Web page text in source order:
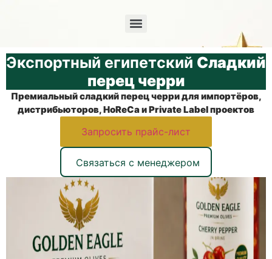
Экспортный египетский Сладкий
перец черри
Премиальный сладкий перец черри для импортёров,
дистрибьюторов, HoReCa и Private Label проектов
Запросить прайс-лист
Связаться с менеджером